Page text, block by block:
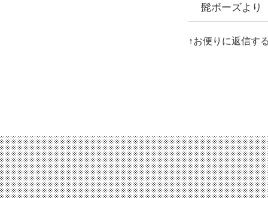
髭ボーズより
↑お便りに返信す